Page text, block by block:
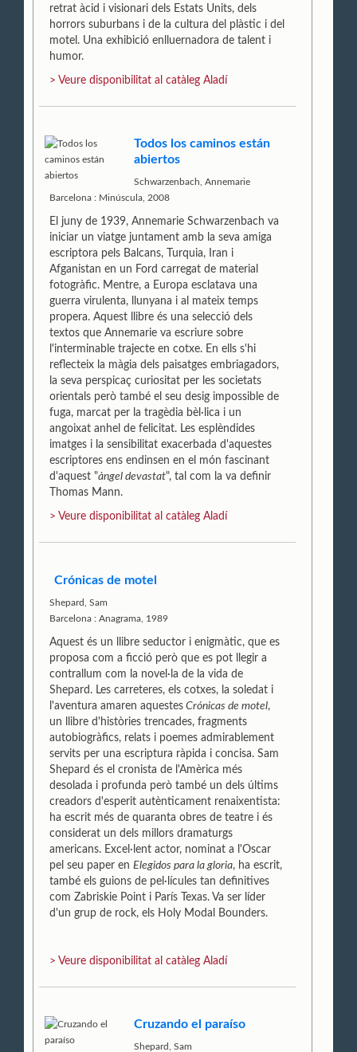
retrat àcid i visionari dels Estats Units, dels
horrors suburbans i de la cultura del plàstic i del
motel. Una exhibició enlluernadora de talent i
humor.
> Veure disponibilitat al catàleg Aladí
Todos los caminos están
abiertos
Schwarzenbach, Annemarie
Barcelona : Minúscula, 2008
El juny de 1939, Annemarie Schwarzenbach va
iniciar un viatge juntament amb la seva amiga
escriptora pels Balcans, Turquia, Iran i
Afganistan en un Ford carregat de material
fotogràfic. Mentre, a Europa esclatava una
guerra virulenta, llunyana i al mateix temps
propera. Aquest llibre és una selecció dels
textos que Annemarie va escriure sobre
l'interminable trajecte en cotxe. En ells s'hi
reflecteix la màgia dels paisatges embriagadors,
la seva perspicaç curiositat per les societats
orientals però també el seu desig impossible de
fuga, marcat per la tragèdia bèl·lica i un
angoixat anhel de felicitat. Les esplèndides
imatges i la sensibilitat exacerbada d'aquestes
escriptores ens endinsen en el món fascinant
d'aquest "àngel devastat", tal com la va definir
Thomas Mann.
> Veure disponibilitat al catàleg Aladí
Crónicas de motel
Shepard, Sam
Barcelona : Anagrama, 1989
Aquest és un llibre seductor i enigmàtic, que es
proposa com a ficció però que es pot llegir a
contrallum com la novel·la de la vida de
Shepard. Les carreteres, els cotxes, la soledat i
l'aventura amaren aquestes Crónicas de motel,
un llibre d'històries trencades, fragments
autobiogràfics, relats i poemes admirablement
servits per una escriptura ràpida i concisa. Sam
Shepard és el cronista de l'Amèrica més
desolada i profunda però també un dels últims
creadors d'esperit autènticament renaixentista:
ha escrit més de quaranta obres de teatre i és
considerat un dels millors dramaturgs
americans. Excel·lent actor, nominat a l'Oscar
pel seu paper enElegidos para la gloria, ha escrit,
també els guions de pel·lícules tan definitives
com Zabriskie Point i París Texas. Va ser líder
d'un grup de rock, els Holy Modal Bounders.
> Veure disponibilitat al catàleg Aladí
Cruzando el paraíso
Shepard, Sam